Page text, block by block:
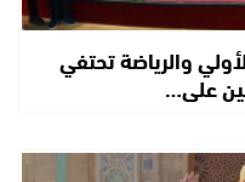
والرياضة تحتفي
على…